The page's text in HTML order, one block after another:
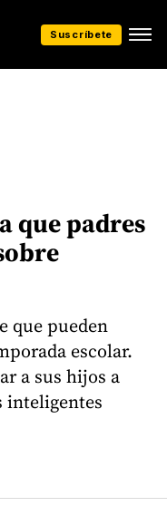
Suscríbete
que padres
que pueden
escolar.
a sus hijos a
inteligentes